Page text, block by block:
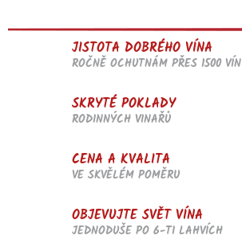
c
í
p
p
i
u
JISTOTA DOBRÉHO VÍNA
ROČNĚ OCHUTNÁM PŘES 1500 VÍN
SKRYTÉ POKLADY
RODINNÝCH VINAŘŮ
CENA A KVALITA
VE SKVĚLÉM POMĚRU
OBJEVUJTE SVĚT VÍNA
JEDNODUŠE PO 6-TI LAHVÍCH